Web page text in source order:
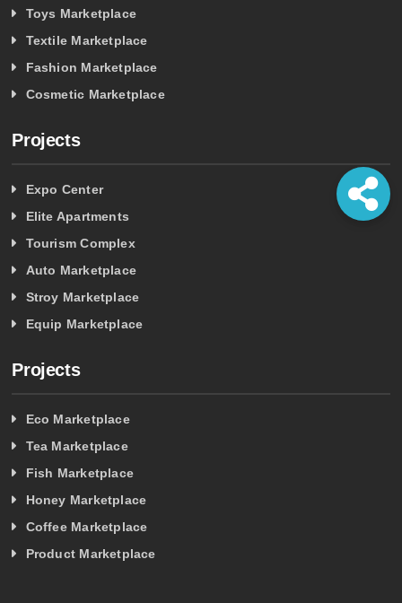
Toys Marketplace
Textile Marketplace
Fashion Marketplace
Cosmetic Marketplace
Projects
Expo Center
Elite Apartments
Tourism Complex
Auto Marketplace
Stroy Marketplace
Equip Marketplace
Projects
Eco Marketplace
Tea Marketplace
Fish Marketplace
Honey Marketplace
Coffee Marketplace
Product Marketplace